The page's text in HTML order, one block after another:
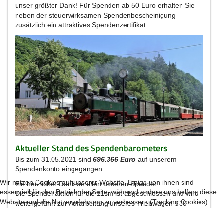
unser größter Dank! Für Spenden ab 50 Euro erhalten Sie
neben der steuerwirksamen Spendenbescheinigung
zusätzlich ein attraktives Spendenzertifikat.
Aktueller Stand des Spendenbarometers
Bis zum 31.05.2021 sind 696.366 Euro auf unserem
Spendenkonto eingegangen.
Ein herzlicher Dank an allen unseren Spender!
Die Spendenaktion für die 11sm ist abgeschlossen und wird
weitergeführt zur Aufarbeitung unseres Triebwagen T30
Wir nutzen Cookies auf unserer Website. Einige von ihnen sind
essenziell für den Betrieb der Seite, während andere uns helfen, diese
Website und die Nutzererfahrung zu verbessern (Tracking Cookies).